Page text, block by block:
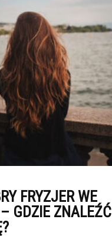
FRYZJER WE
GDZIE ZNALEŹĆ